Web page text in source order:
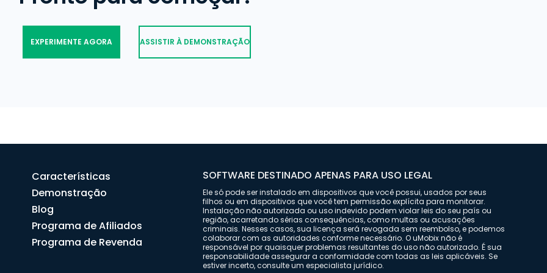
EXPERIMENTE AGORA ASSISTIR À DEMONSTRAÇÃO
Características
Demonstração
Blog
Programa de Afiliados
Programa de Revenda
SOFTWARE DESTINADO APENAS PARA USO LEGAL
Ele só pode ser instalado em dispositivos que você possui, usados por seus
filhos ou em dispositivos que você tem permissão explícita para monitorar.
Instalação não autorizada ou uso indevido podem violar leis do seu país ou
região, acarretando sérias consequências, como multas ou acusações
criminais. Nesses casos, sua licença será revogada sem reembolso, e podemos
colaborar com as autoridades conforme necessário. O uMobix não é
responsável por quaisquer problemas resultantes do uso não autorizado. É sua
responsabilidade assegurar a conformidade com todas as leis aplicáveis. Se
estiver incerto, consulte um especialista jurídico.